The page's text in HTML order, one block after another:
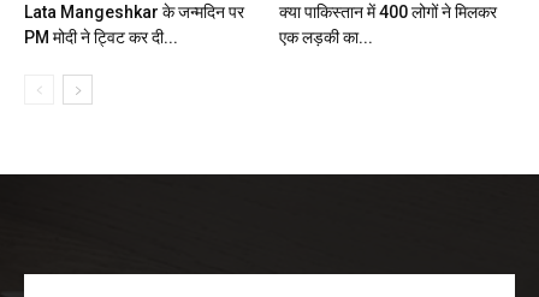
Lata Mangeshkar के जन्मदिन पर
PM मोदी ने ट्विट कर दी...
क्या पाकिस्तान में 400 लोगों ने मिलकर
एक लड़की का...